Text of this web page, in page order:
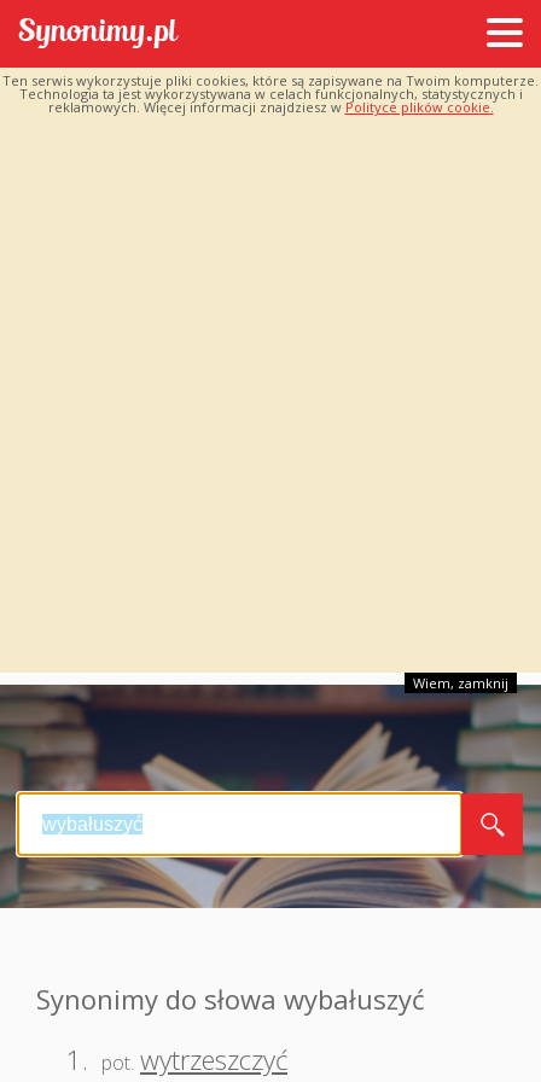
Ten serwis wykorzystuje pliki cookies, które są zapisywane na Twoim komputerze.
Technologia ta jest wykorzystywana w celach funkcjonalnych, statystycznych i
reklamowych. Więcej informacji znajdziesz w Polityce plików cookie.
Wiem, zamknij
Synonimy do słowa wybałuszyć
1.
pot. wytrzeszczyć